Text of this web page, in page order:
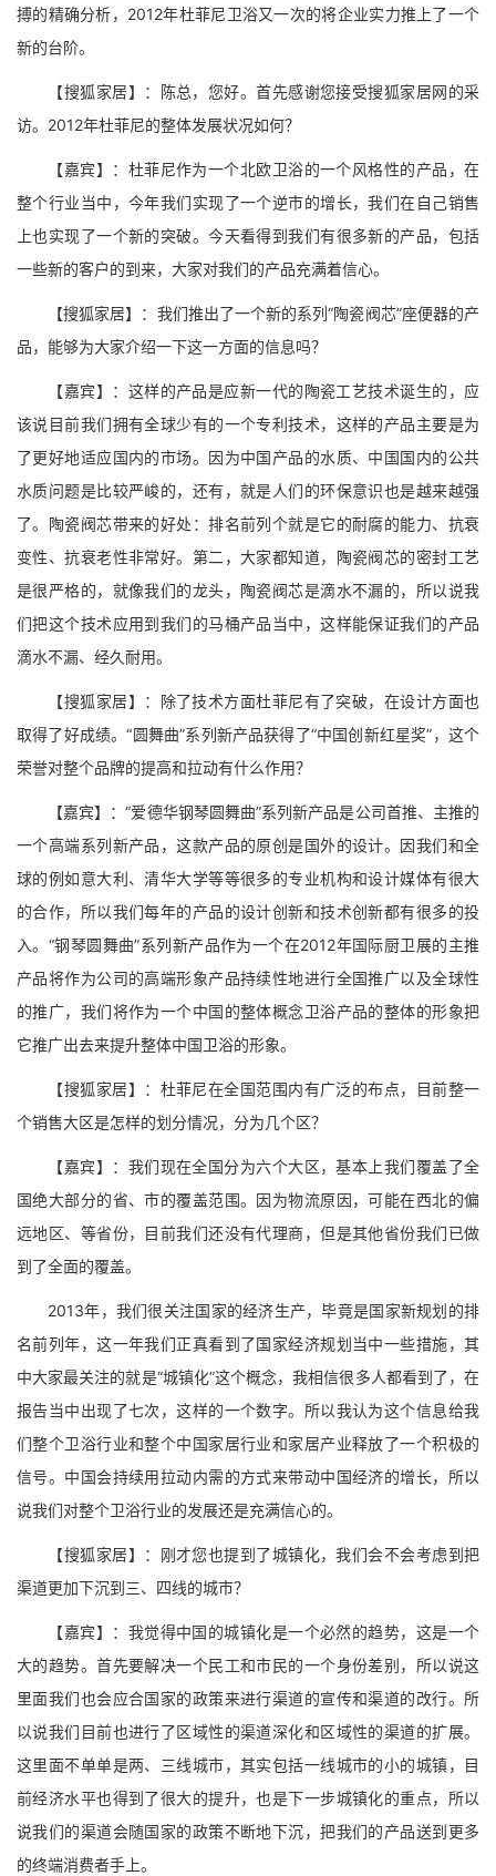
搏的精确分析，2012年杜菲尼卫浴又一次的将企业实力推上了一个
新的台阶。
【搜狐家居】：陈总，您好。首先感谢您接受搜狐家居网的采
访。2012年杜菲尼的整体发展状况如何？
【嘉宾】：杜菲尼作为一个北欧卫浴的一个风格性的产品，在
整个行业当中，今年我们实现了一个逆市的增长，我们在自己销售
上也实现了一个新的突破。今天看得到我们有很多新的产品，包括
一些新的客户的到来，大家对我们的产品充满着信心。
【搜狐家居】：我们推出了一个新的系列“陶瓷阀芯”座便器的产
品，能够为大家介绍一下这一方面的信息吗？
【嘉宾】：这样的产品是应新一代的陶瓷工艺技术诞生的，应
该说目前我们拥有全球少有的一个专利技术，这样的产品主要是为
了更好地适应国内的市场。因为中国产品的水质、中国国内的公共
水质问题是比较严峻的，还有，就是人们的环保意识也是越来越强
了。陶瓷阀芯带来的好处：排名前列个就是它的耐腐的能力、抗衰
变性、抗衰老性非常好。第二，大家都知道，陶瓷阀芯的密封工艺
是很严格的，就像我们的龙头，陶瓷阀芯是滴水不漏的，所以说我
们把这个技术应用到我们的马桶产品当中，这样能保证我们的产品
滴水不漏、经久耐用。
【搜狐家居】：除了技术方面杜菲尼有了突破，在设计方面也
取得了好成绩。“圆舞曲”系列新产品获得了“中国创新红星奖”，这个
荣誉对整个品牌的提高和拉动有什么作用？
【嘉宾】：“爱德华钢琴圆舞曲”系列新产品是公司首推、主推的
一个高端系列新产品，这款产品的原创是国外的设计。因我们和全
球的例如意大利、清华大学等等很多的专业机构和设计媒体有很大
的合作，所以我们每年的产品的设计创新和技术创新都有很多的投
入。“钢琴圆舞曲”系列新产品作为一个在2012年国际厨卫展的主推
产品将作为公司的高端形象产品持续性地进行全国推广以及全球性
的推广，我们将作为一个中国的整体概念卫浴产品的整体的形象把
它推广出去来提升整体中国卫浴的形象。
【搜狐家居】：杜菲尼在全国范围内有广泛的布点，目前整一
个销售大区是怎样的划分情况，分为几个区？
【嘉宾】：我们现在全国分为六个大区，基本上我们覆盖了全
国绝大部分的省、市的覆盖范围。因为物流原因，可能在西北的偏
远地区、等省份，目前我们还没有代理商，但是其他省份我们已做
到了全面的覆盖。
2013年，我们很关注国家的经济生产，毕竟是国家新规划的排
名前列年，这一年我们正真看到了国家经济规划当中一些措施，其
中大家最关注的就是“城镇化”这个概念，我相信很多人都看到了，在
报告当中出现了七次，这样的一个数字。所以我认为这个信息给我
们整个卫浴行业和整个中国家居行业和家居产业释放了一个积极的
信号。中国会持续用拉动内需的方式来带动中国经济的增长，所以
说我们对整个卫浴行业的发展还是充满信心的。
【搜狐家居】：刚才您也提到了城镇化，我们会不会考虑到把
渠道更加下沉到三、四线的城市？
【嘉宾】：我觉得中国的城镇化是一个必然的趋势，这是一个
大的趋势。首先要解决一个民工和市民的一个身份差别，所以说这
里面我们也会应合国家的政策来进行渠道的宣传和渠道的改行。所
以说我们目前也进行了区域性的渠道深化和区域性的渠道的扩展。
这里面不单单是两、三线城市，其实包括一线城市的小的城镇，目
前经济水平也得到了很大的提升，也是下一步城镇化的重点，所以
说我们的渠道会随国家的政策不断地下沉，把我们的产品送到更多
的终端消费者手上。